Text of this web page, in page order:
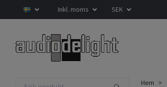
Inkl. moms SEK
Hem